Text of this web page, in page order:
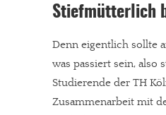
Stiefmütterlich
Denn eigentlich sollte
was passiert sein, also
Studierende der TH
Zusammenarbeit mit